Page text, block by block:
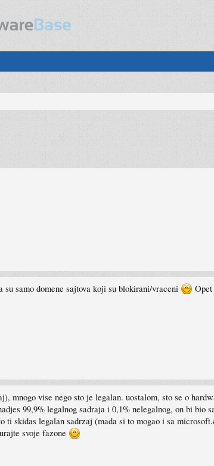
su samo domene sajtova koji su blokirani/vraceni
vise nego sto je legalan. uostalom, sto se o
99,9% legalnog sadraja i 0,1% nelegalnog, on bi bio
skidas legalan sadrzaj (mada si to mogao i sa
svoje fazone